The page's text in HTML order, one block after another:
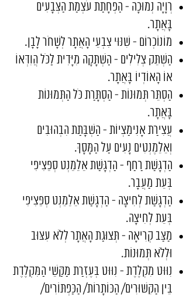
רְוָיָה נְמוּכָה - הַפְחָתַת עֹצְמַת הַצְּבָעִים
בָּאֲתָר.
מוֹנוֹכְרוֹם - שִׁנּוּי צִבְעֵי הָאֲתָר לְשָׁחֹר לָבָן.
הַשְׁתֵּק צְלִילִים - הַשְׁתָּקָה מִיָּדִית לַכֹּל הֲוִדְּאוֹ
אוֹ הָאוֹדְיוֹ בָּאֲתָר.
הַסְתֵּר תְּמוּנוֹת - הַסְתָּרַת כֹּל הַתְּמוּנוֹת
בָּאֲתָר.
עֲצִירַת אָנִימַצְיוֹת - הַשְׁבָּתַת הִבְהוּבִים
וְאֵלֵמֶנְטִים נָעִים עַל הַמָּסָךְ.
הַדְגָּשַׁת רַחַף - הַדְגָּשַׁת אֵלֵמֵנְט סְפֵּצִיפִי
בְּעֵת מַעֲבָר.
הַדְגָּשַׁת לְחִיצָה - הַדְגָּשַׁת אֵלֵמֵנְט סְפֵּצִיפִי
בְּעֵת לְחִיצָה.
מַצַּב קְרִיאָה - תְּצוּגַת הָאֲתָר לְלֹא עִצּוּב
וּלְלֹא תְּמוּנוֹת.
נִוּוּט מִקְלֶדֶת - נִוּוּט בְּעֶזְרַת מַקַּשֵׁי הַמִּקְלֶדֶת
בֵּין הַקִּשּׁוּרִים/ הַכּוֹתָרוֹת/ הַכַּפְתּוֹרִים/